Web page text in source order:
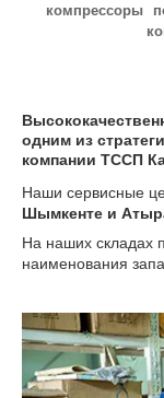
компрессоры
одним из
компании ТССП
Наши сервисные
Шымкенте и
На наших складах
наименования